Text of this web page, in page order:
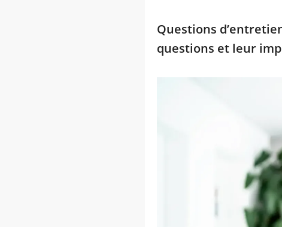
Questions
questions et leur